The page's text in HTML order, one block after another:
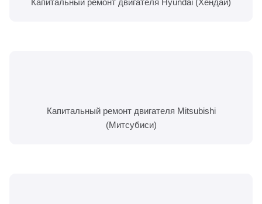
Капитальный ремонт двигателя Mitsubishi
(Митсубиси)